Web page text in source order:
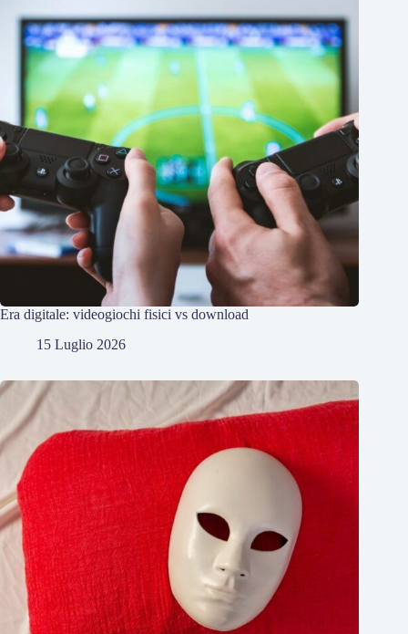
Era digitale: videogiochi fisici vs download
15 Luglio 2026